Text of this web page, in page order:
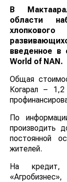
В
области
введенное в
World of NAN.
Общая
Когарал –
По
производить
постоянной
жителей.
На кредит,